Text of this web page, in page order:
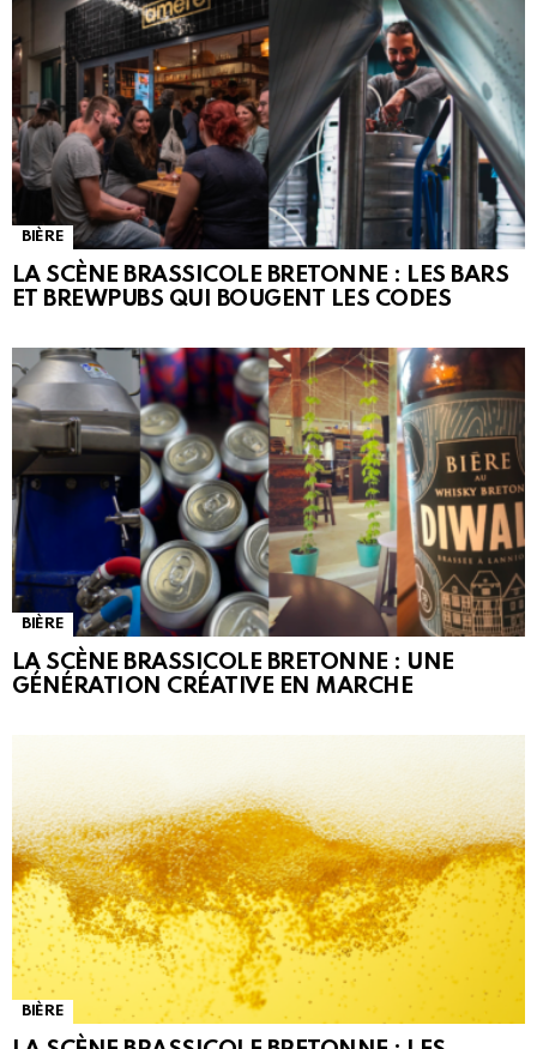
BIÈRE
LA SCÈNE BRASSICOLE BRETONNE : LES BARS
ET BREWPUBS QUI BOUGENT LES CODES
BIÈRE
LA SCÈNE BRASSICOLE BRETONNE : UNE
GÉNÉRATION CRÉATIVE EN MARCHE
BIÈRE